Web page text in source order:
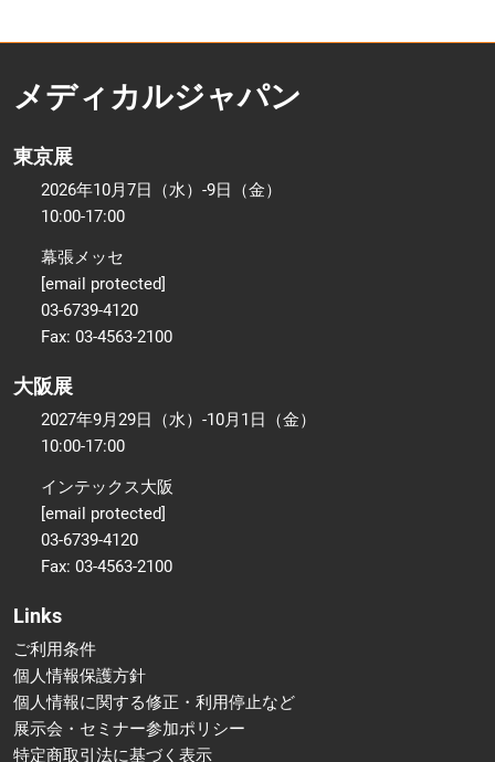
メディカルジャパン
東京展
2026年10月7日（水）-9日（金）
10:00-17:00
幕張メッセ
[email protected]
03-6739-4120
Fax: 03-4563-2100
大阪展
2027年9月29日（水）-10月1日（金）
10:00-17:00
インテックス大阪
[email protected]
03-6739-4120
Fax: 03-4563-2100
Links
ご利用条件
個人情報保護方針
個人情報に関する修正・利用停止など
展示会・セミナー参加ポリシー
特定商取引法に基づく表示